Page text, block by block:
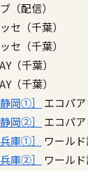
（配信）
セ（千葉）
セ（千葉）
（千葉）
（千葉）
岡①］
エコパア
岡②］
エコパア
庫①］
ワールド
庫②］
ワールド